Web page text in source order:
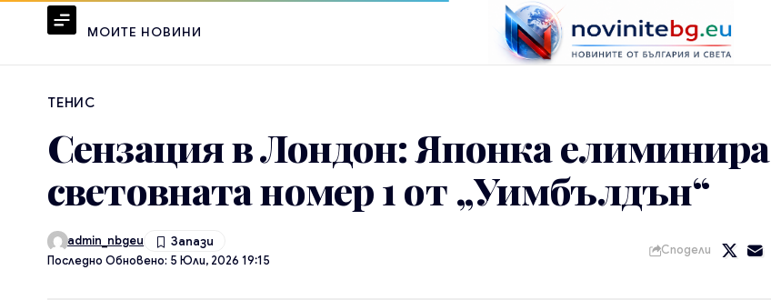
МОИТЕ НОВИНИ
ТЕНИС
Сензация в Лондон: Японка елиминира
световната номер 1 от „Уимбълдън“
Последно Обновено: 5 Юли, 2026 19:15
admin_nbgeu
Сподели